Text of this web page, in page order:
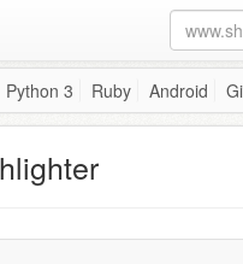
Python 3 Ruby Android